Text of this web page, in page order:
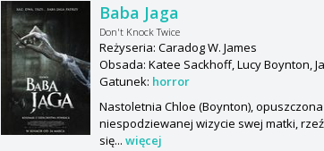
Baba Jaga
Don't Knock Twice
Reżyseria: Caradog W. James
Obsada: Katee Sackhoff, Lucy Boynton,
Gatunek: horror
Nastoletnia Chloe (Boynton),
niespodziewanej wizycie swej matki,
się... więcej